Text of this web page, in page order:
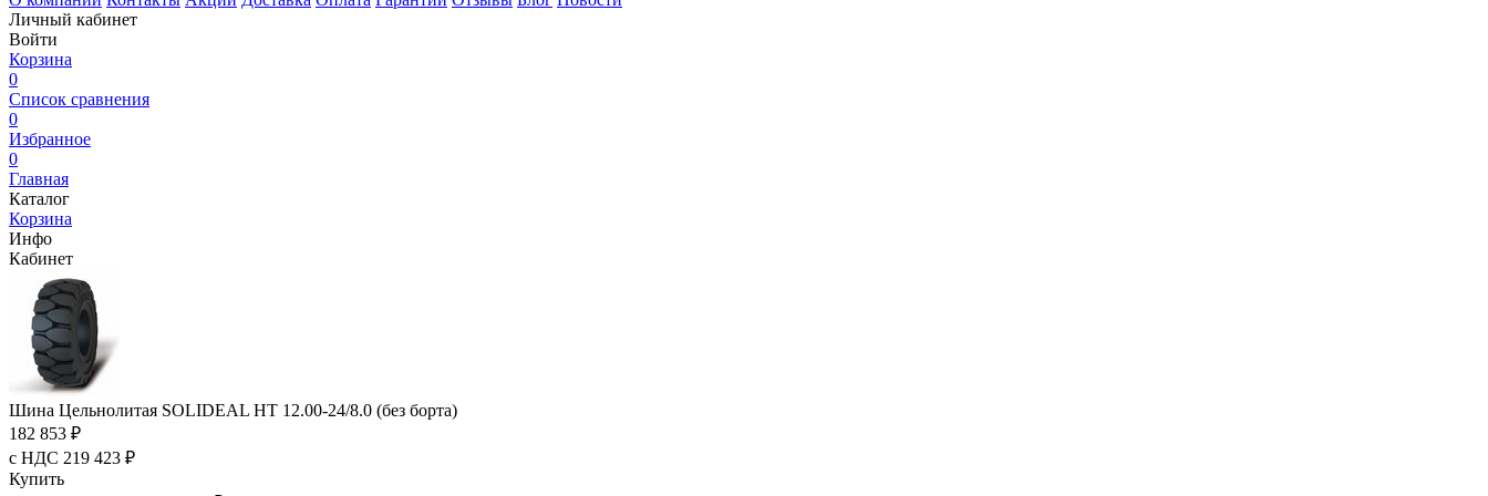
Личный кабинет
Войти
Корзина
0
Список сравнения
0
Избранное
0
Главная
Каталог
Корзина
Инфо
Кабинет
Шина Цельнолитая SOLIDEAL HT 12.00-24/8.0 (без борта)
182 853 ₽
с НДС 219 423 ₽
Купить